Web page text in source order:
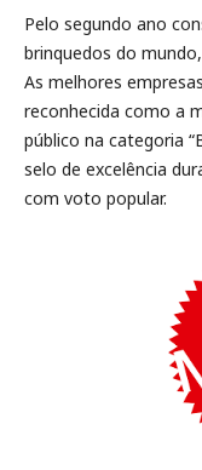
Pelo segundo ano
brinquedos do
As melhores
reconhecida como a
público na categoria
selo de excelência
com voto popular.